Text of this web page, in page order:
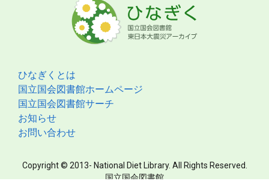
ひなぎくとは
国立国会図書館ホームページ
国立国会図書館サーチ
お知らせ
お問い合わせ
Copyright © 2013- National Diet Library. All Rights Reserved.